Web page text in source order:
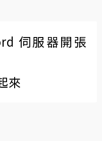
伺服器開張
來